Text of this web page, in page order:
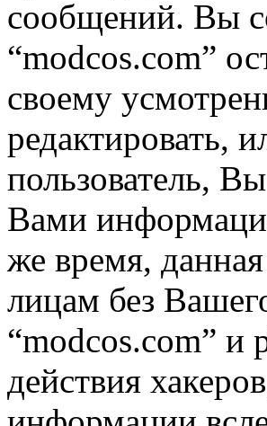
сообщений. Вы
“modcos.com”
своему
редактировать,
пользователь,
Вами
же время,
лицам без
“modcos.com” и
действия